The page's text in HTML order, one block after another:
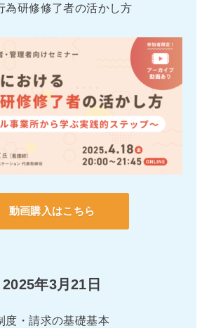
為研修修了者の活かし方
動画購入はこちら
2025年3月21日
度・請求の基礎基本